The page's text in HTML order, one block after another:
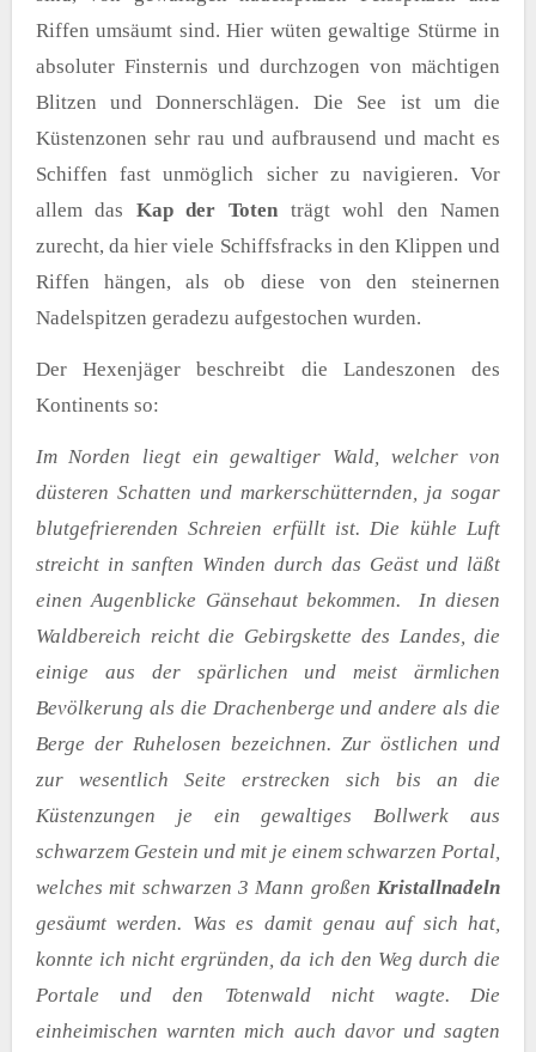
Riffen umsäumt sind. Hier wüten gewaltige Stürme in
absoluter Finsternis und durchzogen von mächtigen
Blitzen und Donnerschlägen. Die See ist um die
Küstenzonen sehr rau und aufbrausend und macht es
Schiffen fast unmöglich sicher zu navigieren. Vor
allem das Kap der Toten trägt wohl den Namen
zurecht, da hier viele Schiffsfracks in den Klippen und
Riffen hängen, als ob diese von den steinernen
Nadelspitzen geradezu aufgestochen wurden.
Der Hexenjäger beschreibt die Landeszonen des
Kontinents so:
Im Norden liegt ein gewaltiger Wald, welcher von
düsteren Schatten und markerschütternden, ja sogar
blutgefrierenden Schreien erfüllt ist. Die kühle Luft
streicht in sanften Winden durch das Geäst und läßt
einen Augenblicke Gänsehaut bekommen. In diesen
Waldbereich reicht die Gebirgskette des Landes, die
einige aus der spärlichen und meist ärmlichen
Bevölkerung als die Drachenberge und andere als die
Berge der Ruhelosen bezeichnen. Zur östlichen und
zur wesentlich Seite erstrecken sich bis an die
Küstenzungen je ein gewaltiges Bollwerk aus
schwarzem Gestein und mit je einem schwarzen Portal,
welches mit schwarzen 3 Mann großen Kristallnadeln
gesäumt werden. Was es damit genau auf sich hat,
konnte ich nicht ergründen, da ich den Weg durch die
Portale und den Totenwald nicht wagte. Die
einheimischen warnten mich auch davor und sagten